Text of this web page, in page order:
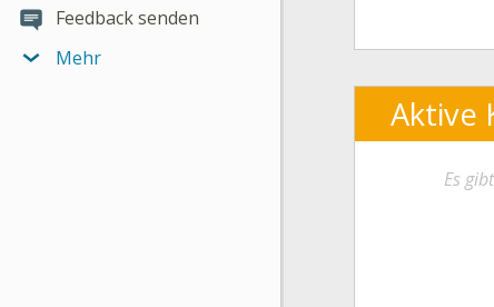
Feedback senden
Mehr
Aktive
Es